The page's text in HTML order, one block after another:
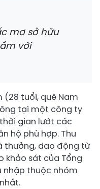
mơ sở hữu
với
(28 tuổi, quê Nam
tại một công ty
gian lướt các
hộ phù hợp. Thu
thưởng, dao động từ
khảo sát của Tổng
nhập thuộc nhóm